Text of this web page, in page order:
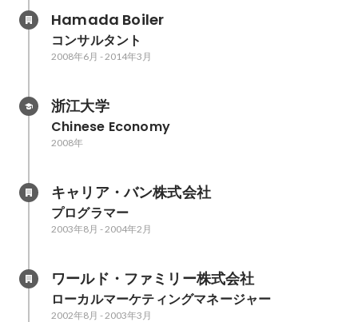
Hamada Boiler
コンサルタント
2008年6月 -2014年3月
浙江大学
Chinese Economy
2008年
キャリア・バン株式会社
プログラマー
2003年8月 -2004年2月
ワールド・ファミリー株式会社
ローカルマーケティングマネージャー
2002年8月 -2003年3月